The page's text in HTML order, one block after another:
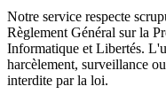
Notre service respecte
Règlement Général sur la
Informatique et Libertés.
harcèlement, surveillance
interdite par la loi.